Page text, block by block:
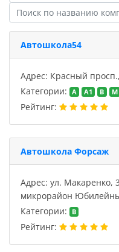
Автошкола54
Адрес: Красный
Категории:
A A1 B M
Рейтинг:
Автошкола Форсаж
Адрес: ул. Макаренко,
микрорайон
Категории:
B
Рейтинг: